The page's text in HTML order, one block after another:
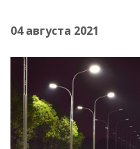
04 августа 2021